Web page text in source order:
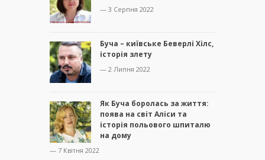
— 3 Серпня 2022
Буча – київське Беверлі Хілс,
історія злету
— 2 Липня 2022
Як Буча боролась за життя:
поява на світ Аліси та
історія польового шпиталю
на дому
— 7 Квітня 2022